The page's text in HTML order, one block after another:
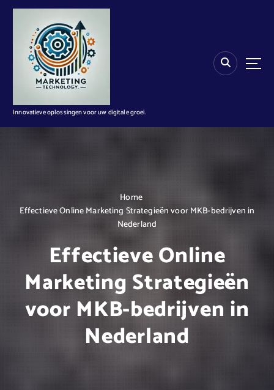
n
Innovatieve oplossingen voor uw digitale groei.
Home
Effectieve Online Marketing Strategieën voor MKB-bedrijven in
Nederland
Effectieve Online
Marketing Strategieën
voor MKB-bedrijven in
Nederland